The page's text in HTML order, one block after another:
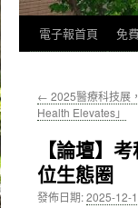
跳
主
內
容
電子報首頁 免
← 2025醫療科技展
Health Elevates」
【論壇】
位生態圈
發佈日期:2025-12-